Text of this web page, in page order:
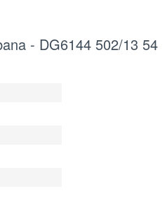
- DG6144 502/13 54